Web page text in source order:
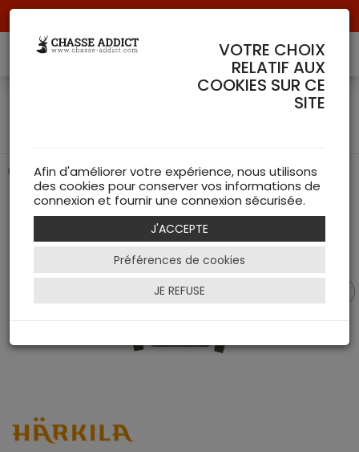
Un t-shirt en coton doux et résistant
VOTRE CHOIX
RELATIF AUX
COOKIES SUR CE
SITE
Afin d'améliorer votre expérience, nous utilisons
des cookies pour conserver vos informations de
connexion et fournir une connexion sécurisée.
J'ACCEPTE
Préférences de cookies
JE REFUSE